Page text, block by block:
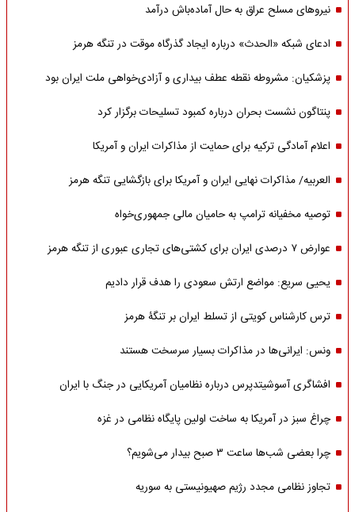
نیروهای مسلح عراق به حال آماده‌باش درآمد
ادعای شبکه «الحدث» درباره ایجاد گذرگاه موقت در تنگه هرمز
پزشکیان: مشروطه نقطه عطف بیداری و آزادی‌خواهی ملت ایران بود
پنتاگون نشست بحران درباره کمبود تسلیحات برگزار کرد
اعلام آمادگی ترکیه برای حمایت از مذاکرات ایران و آمریکا
العربیه/ مذاکرات نهایی ایران و آمریکا برای بازگشایی تنگه هرمز
توصیه مخفیانه ترامپ به حامیان مالی جمهوری‌خواه
عوارض ۷ درصدی ایران برای کشتی‌های تجاری عبوری از تنگه هرمز
یحیی سریع: مواضع ارتش سعودی را هدف قرار دادیم
ترس کارشناس کویتی از تسلط ایران بر تنگۀ هرمز
ونس: ایرانی‌ها در مذاکرات بسیار سرسخت هستند
افشاگری آسوشیتدپرس درباره نظامیان آمریکایی در جنگ با ایران
چراغ سبز در آمریکا به ساخت اولین پایگاه نظامی در غزه
چرا بعضی شب‌ها ساعت ۳ صبح بیدار می‌شویم؟
تجاوز نظامی مجدد رژیم صهیونیستی به سوریه